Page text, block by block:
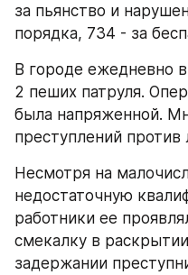
за пьянство и
порядка, 734 - за
В городе ежедневно
2 пеших патруля.
была напряженной.
преступлений против
Несмотря на
недостаточную
работники ее
смекалку в
задержании